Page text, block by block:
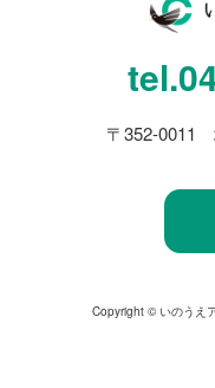
tel.
〒352-0011
Copyright © いのうえ